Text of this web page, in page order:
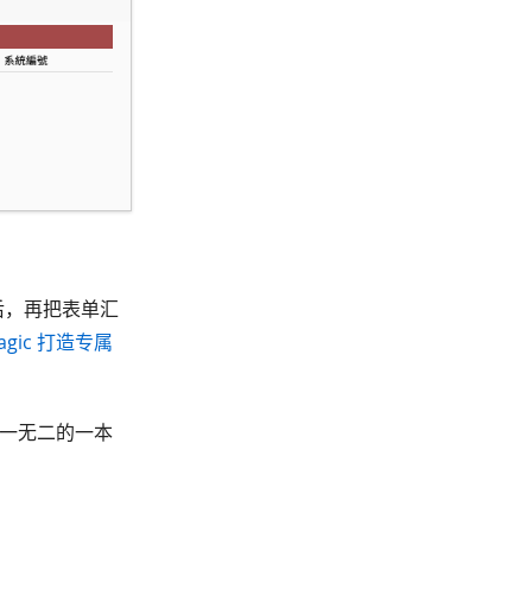
再把表单汇
打造专属
无二的一本